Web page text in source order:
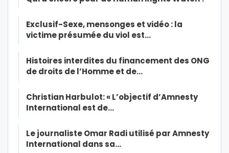
Exclusif-Sexe, mensonges et vidéo : la
victime présumée du viol est…
Histoires interdites du financement des ONG
de droits de l’Homme et de…
Christian Harbulot: « L’objectif d’Amnesty
International est de…
Le journaliste Omar Radi utilisé par Amnesty
International dans sa…